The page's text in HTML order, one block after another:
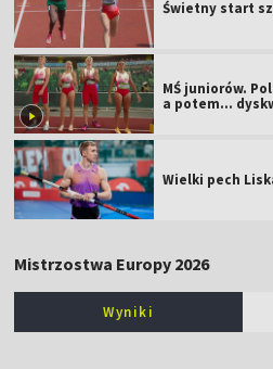
Świetny start
MŚ juniorów.
a potem...
Wielki pech
Mistrzostwa Europy 2026
Wyniki